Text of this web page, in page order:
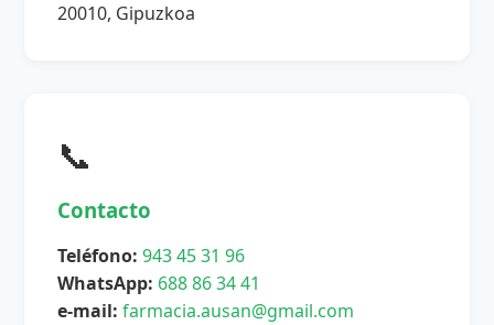
20010, Gipuzkoa
📞
Contacto
Teléfono: 943 45 31 96
WhatsApp: 688 86 34 41
e-mail: farmacia.ausan@gmail.com